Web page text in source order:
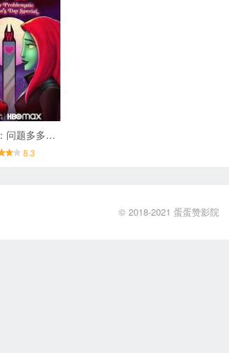
哈莉奎茵：问题多多的情人节特集
8.3
© 2018-2021 蛋蛋赞影院